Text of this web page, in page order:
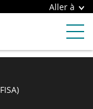
Aller à